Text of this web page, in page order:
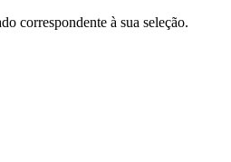
correspondente à sua seleção.